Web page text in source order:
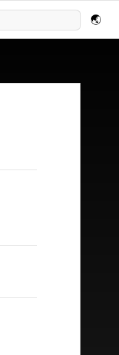
🌏